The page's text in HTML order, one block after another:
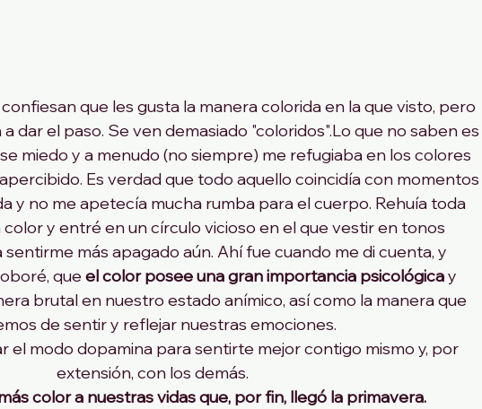
que les gusta la manera colorida en la que visto, pero
dar el paso. Se ven demasiado "coloridos".Lo que no saben es
miedo y a menudo (no siempre) me refugiaba en los colores
Es verdad que todo aquello coincidía con momentos
y no me apetecía mucha rumba para el cuerpo. Rehuía toda
y entré en un círculo vicioso en el que vestir en tonos
más apagado aún. Ahí fue cuando me di cuenta, y
que el color posee una gran importancia psicológica y
brutal en nuestro estado anímico, así como la manera que
de sentir y reflejar nuestras emociones.
el modo dopamina para sentirte mejor contigo mismo y, por
extensión, con los demás.
color a nuestras vidas que, por fin, llegó la primavera.